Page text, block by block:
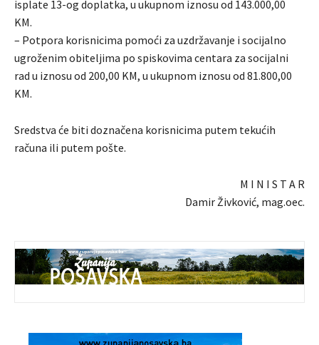
isplate 13-og doplatka, u ukupnom iznosu od 143.000,00
KM.
– Potpora korisnicima pomoći za uzdržavanje i socijalno
ugroženim obiteljima po spiskovima centara za socijalni
rad u iznosu od 200,00 KM, u ukupnom iznosu od 81.800,00
KM.
Sredstva će biti doznačena korisnicima putem tekućih
računa ili putem pošte.
M I N I S T A R
Damir Živković, mag.oec.